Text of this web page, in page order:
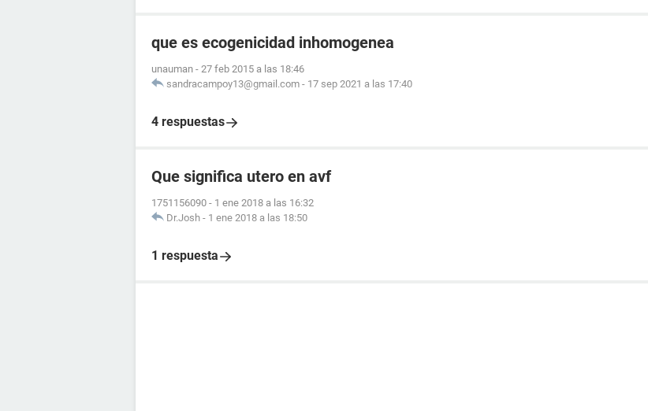
que es ecogenicidad inhomogenea
unauman - 27 feb 2015 a las 18:46
sandracampoy13@gmail.com - 17 sep 2021 a las 17:40
4 respuestas
Que significa utero en avf
1751156090 - 1 ene 2018 a las 16:32
Dr.Josh - 1 ene 2018 a las 18:50
1 respuesta